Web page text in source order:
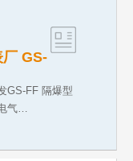
GS-
GS-FF 隔爆型
气…